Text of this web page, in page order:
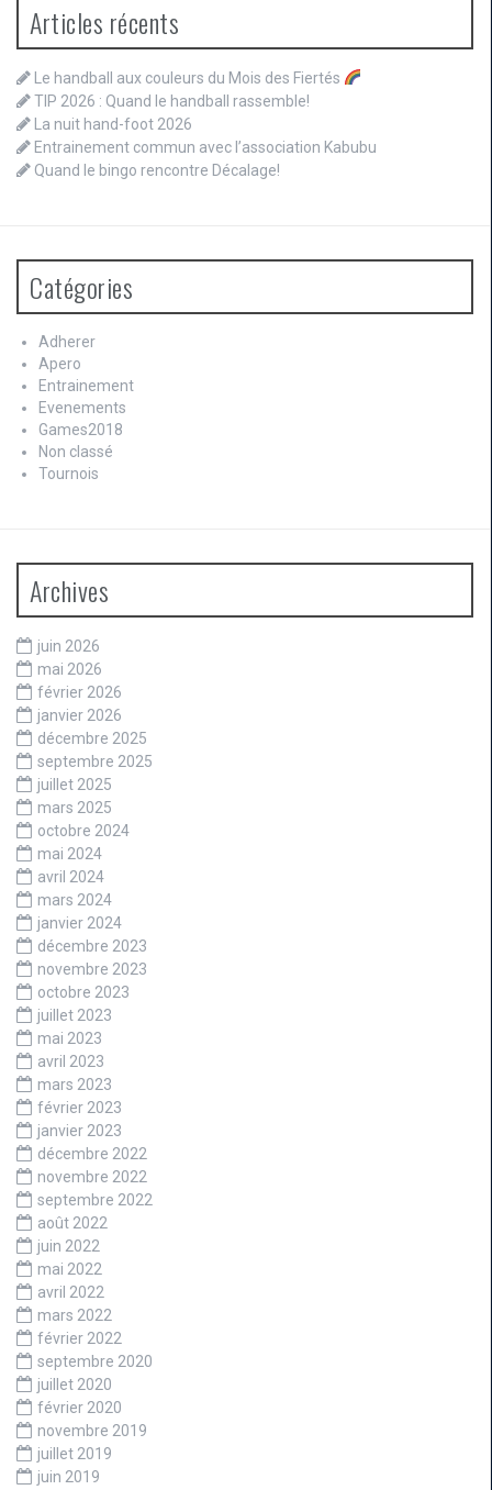
Articles récents
Le handball aux couleurs du Mois des Fiertés
TIP 2026 : Quand le handball rassemble!
La nuit hand-foot 2026
Entrainement commun avec l’association Kabubu
Quand le bingo rencontre Décalage!
Catégories
Adherer
Apero
Entrainement
Evenements
Games2018
Non classé
Tournois
Archives
juin 2026
mai 2026
février 2026
janvier 2026
décembre 2025
septembre 2025
juillet 2025
mars 2025
octobre 2024
mai 2024
avril 2024
mars 2024
janvier 2024
décembre 2023
novembre 2023
octobre 2023
juillet 2023
mai 2023
avril 2023
mars 2023
février 2023
janvier 2023
décembre 2022
novembre 2022
septembre 2022
août 2022
juin 2022
mai 2022
avril 2022
mars 2022
février 2022
septembre 2020
juillet 2020
février 2020
novembre 2019
juillet 2019
juin 2019